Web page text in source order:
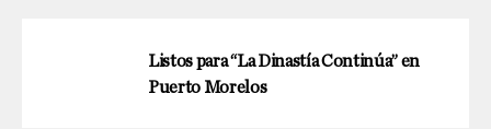
Listos para “La Dinastía Continúa” en
Puerto Morelos